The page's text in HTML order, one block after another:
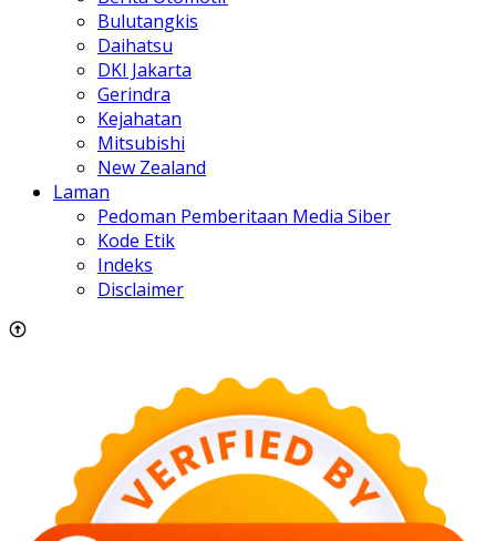
Bulutangkis
Daihatsu
DKI Jakarta
Gerindra
Kejahatan
Mitsubishi
New Zealand
Laman
Pedoman Pemberitaan Media Siber
Kode Etik
Indeks
Disclaimer